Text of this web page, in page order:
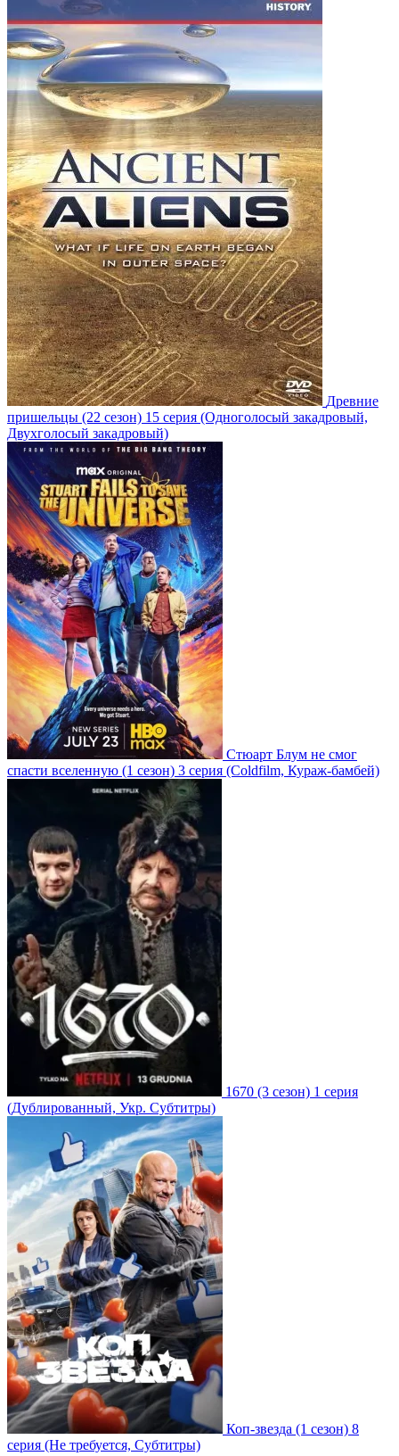
Древние
пришельцы (22 сезон) 15 серия (Одноголосый закадровый,
Двухголосый закадровый)
Стюарт Блум не смог
спасти вселенную (1 сезон) 3 серия (Coldfilm, Кураж-бамбей)
1670 (3 сезон) 1 серия
(Дублированный, Укр. Субтитры)
Коп-звезда (1 сезон) 8
серия (Не требуется, Субтитры)